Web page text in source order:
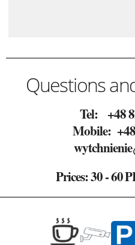
Questions
Tel: +48
Mobile:
wytchnienie
Prices: 30 - 60